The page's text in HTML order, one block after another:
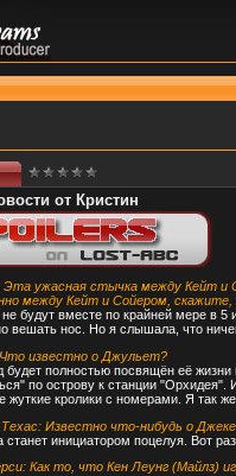
от Кристин
Эта ужасная стычка между Кейт и
между Кейт и Сойером,
будут вместе по крайней мере в
вешать нос. Но я слышала, что
известно о Джульет?
будет полностью посвящён её
по острову к станции
жуткие кролики с номерами. Я так
Известно что-нибудь о
станет инициатором поцелуя. Вот
Как то, что Кен Леунг (Майлз)